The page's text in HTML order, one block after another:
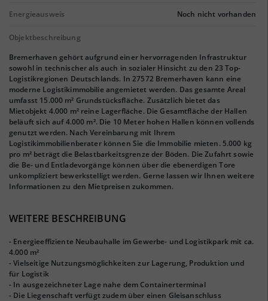
Energieausweis Noch nicht vorhanden
Objektbeschreibung
Bremerhaven gehört aufgrund einer hervorragenden Infrastruktur
sowohl in technischer als auch in sozialer Hinsicht zu den 23 Top-
Logistikregionen Deutschlands. In 27572 Bremerhaven kann eine
moderne Logistikimmobilie angemietet werden. Das gesamte Areal
umfasst 15.000 m² Grundstücksfläche. Zusätzlich bietet das
Mietobjekt 4.000 m² reine Lagerfläche. Die Gesamtfläche der Hallen
beläuft sich auf 4.000 m². Die 10 Meter hohen Hallen können vollends
genutzt werden. Nach Vereinbarung mit Ihrem
Logistikimmobilienberater können Sie die Immobilie mieten. 5.000 kg
pro m² beträgt die Belastbarkeitsgrenze der Böden. Die Zufahrt sowie
die Be- und Entladevorgänge können über die ebenerdigen Tore
unkompliziert bewerkstelligt werden. Gerne lassen wir Ihnen weitere
Informationen zu den Mietpreisen zukommen.
WEITERE BESCHREIBUNG
- Energieeffiziente Neubauhalle im Gewerbe- und Logistikpark mit ca.
4.000 m²
- Vielseitige Nutzungsmöglichkeiten zur Lagerung, Produktion und
für Logistik
- In ausgezeichneter Lage nahe dem Containerterminal
- Die Liegenschaft verfügt zudem über einen Gleisanschluss